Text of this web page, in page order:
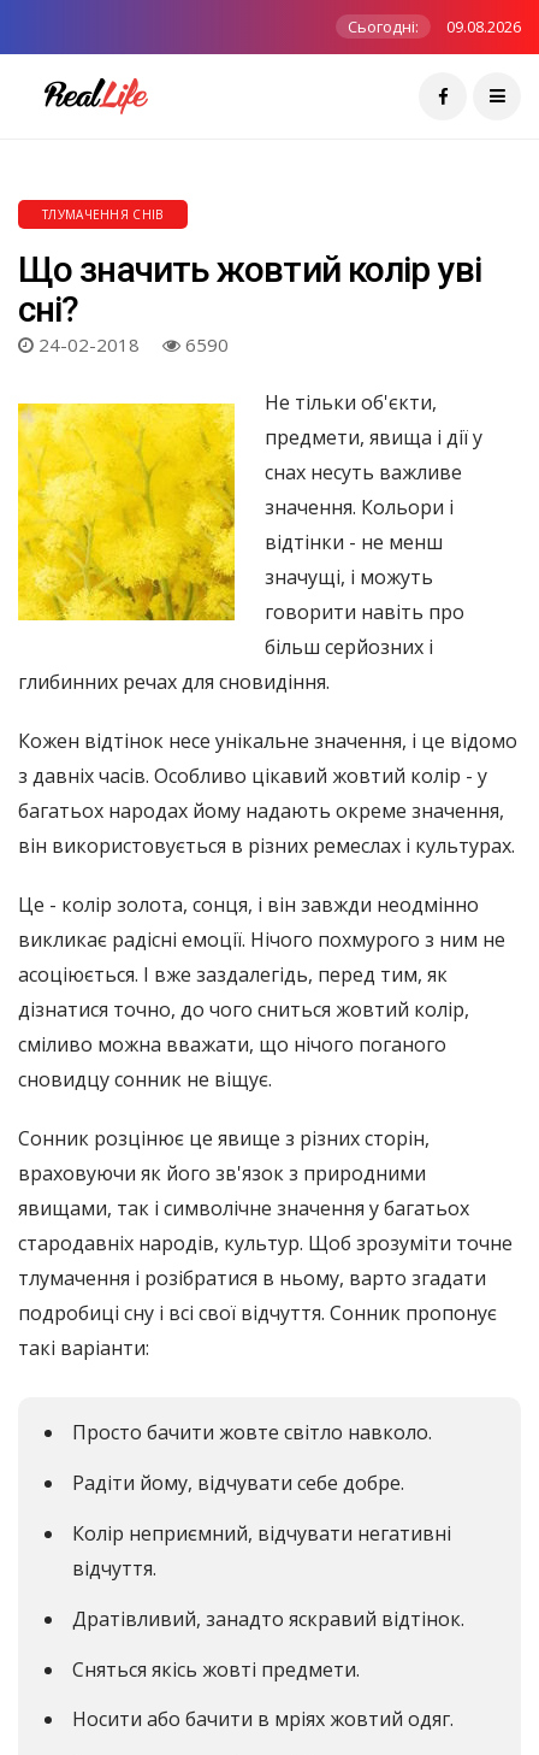
Сьогодні: 09.08.2026
ТЛУМАЧЕННЯ СНІВ
Що значить жовтий колір уві
сні?
24-02-2018 6590
Не тільки об'єкти,
предмети, явища і дії у
снах несуть важливе
значення. Кольори і
відтінки - не менш
значущі, і можуть
говорити навіть про
більш серйозних і
глибинних речах для сновидіння.
Кожен відтінок несе унікальне значення, і це відомо
з давніх часів. Особливо цікавий жовтий колір - у
багатьох народах йому надають окреме значення,
він використовується в різних ремеслах і культурах.
Це - колір золота, сонця, і він завжди неодмінно
викликає радісні емоції. Нічого похмурого з ним не
асоціюється. І вже заздалегідь, перед тим, як
дізнатися точно, до чого сниться жовтий колір,
сміливо можна вважати, що нічого поганого
сновидцу сонник не віщує.
Сонник розцінює це явище з різних сторін,
враховуючи як його зв'язок з природними
явищами, так і символічне значення у багатьох
стародавніх народів, культур. Щоб зрозуміти точне
тлумачення і розібратися в ньому, варто згадати
подробиці сну і всі свої відчуття. Сонник пропонує
такі варіанти:
Просто бачити жовте світло навколо.
Радіти йому, відчувати себе добре.
Колір неприємний, відчувати негативні
відчуття.
Дратівливий, занадто яскравий відтінок.
Сняться якісь жовті предмети.
Носити або бачити в мріях жовтий одяг.